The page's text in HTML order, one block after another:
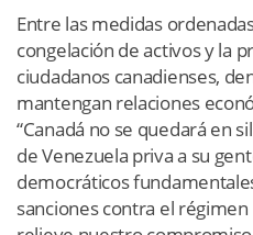
Entre las medidas
congelación de activos y la
ciudadanos canadienses,
mantengan relaciones
“Canadá no se quedará en
de Venezuela priva a su
democráticos
sanciones contra el